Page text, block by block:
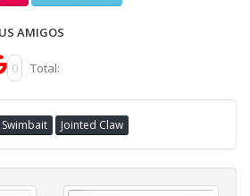
AMIGOS
0 Total:
Swimbait Jointed Claw